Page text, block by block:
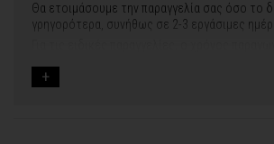
Θα ετοιμάσουμε την παραγγελία σας όσο το
γρηγορότερα, συνήθως σε 2-3 εργάσιμες
Εάν η αποστολή πραγματοποιείται κατά τη